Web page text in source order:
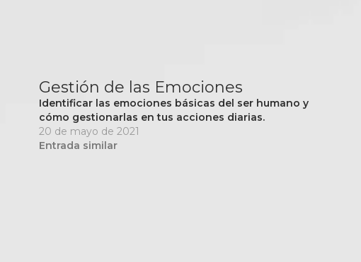
Gestión de las Emociones
Identificar las emociones básicas del ser humano y
cómo gestionarlas en tus acciones diarias.
20 de mayo de 2021
Entrada similar